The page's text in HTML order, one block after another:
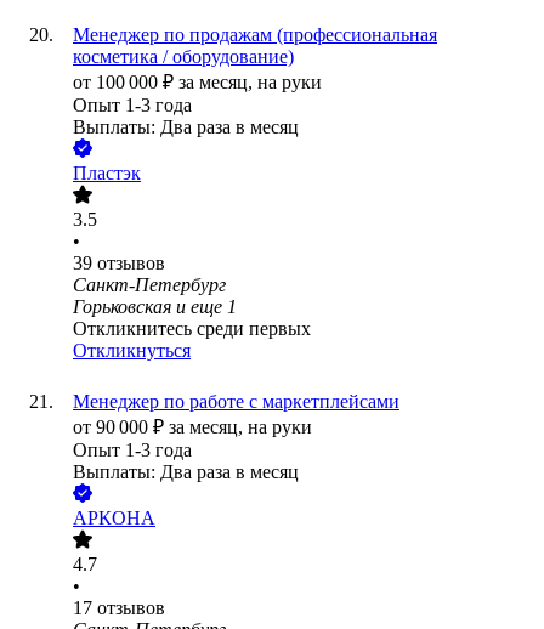
Менеджер по продажам (профессиональная
косметика / оборудование)
от 100 000 ₽ за месяц, на руки
Опыт 1-3 года
Выплаты: Два раза в месяц
Пластэк
3.5
•
39 отзывов
Санкт-Петербург
Горьковская и еще 1
Откликнитесь среди первых
Откликнуться
Менеджер по работе с маркетплейсами
от 90 000 ₽ за месяц, на руки
Опыт 1-3 года
Выплаты: Два раза в месяц
АРКОНА
4.7
•
17 отзывов